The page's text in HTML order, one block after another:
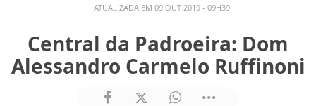
ATUALIZADA EM 09 OUT 2019 - 09H39
Central da Padroeira: Dom
Alessandro Carmelo Ruffinoni